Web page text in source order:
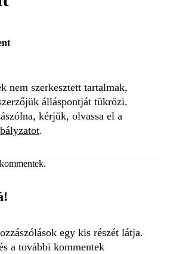
nem szerkesztett tartalmak,
álláspontját tükrözi.
kérjük, olvassa el a
.
egy kis részét látja.
a további kommentek